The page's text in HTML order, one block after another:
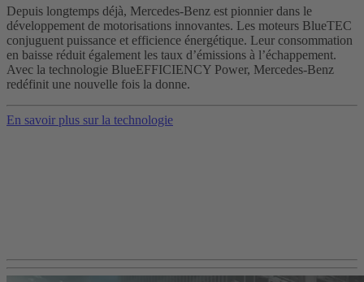
Depuis longtemps déjà, Mercedes-Benz est pionnier dans le
développement de motorisations innovantes. Les moteurs BlueTEC
conjuguent puissance et efficience énergétique. Leur consommation
en baisse réduit également les taux d’émissions à l’échappement.
Avec la technologie BlueEFFICIENCY Power, Mercedes-Benz
redéfinit une nouvelle fois la donne.
En savoir plus sur la technologie